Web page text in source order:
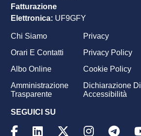
Fatturazione
Elettronica: UF9GFY
Footer
menu
Chi Siamo
Orari E Contatti
Albo Online
Amministrazione
Trasparente
Privacy
Privacy Policy
Cookie Policy
Dichiarazione Di
Accessibilità
SEGUICI SU